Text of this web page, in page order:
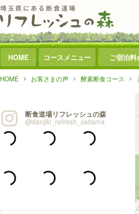
HOME コースメニュー ご宿泊料
HOME お客さまの声 酵素断食コース
断食道場リフレッシュの森
@danjiki_refresh_saitama